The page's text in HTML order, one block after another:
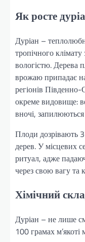
Як росте
Дуріан –
тропічного
вологістю. Дерева
врожаю припадає
регіонів Південно-
окреме видовище:
вночі,
Плоди дозрівають
дерев. У місцевих
ритуал, адже
через свою вагу та
Хімічний
Дуріан – не лише
100 грамах м’якоті